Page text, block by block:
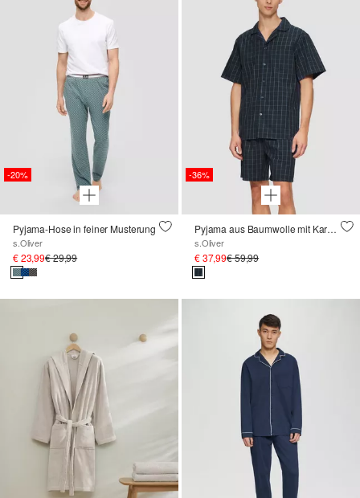
-20%
Pyjama-Hose in feiner Musterung
s.Oliver
€ 23,99€ 29,99
-36%
Pyjama aus Baumwolle mit Karomuster
s.Oliver
€ 37,99€ 59,99